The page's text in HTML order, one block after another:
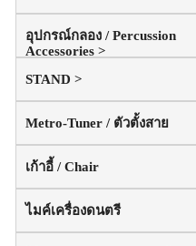
อุปกรณ์กลอง / Percussion
Accessories >
STAND >
Metro-Tuner / ตัวตั้งสาย
เก้าอี้ / Chair
ไมค์เครื่องดนตรี